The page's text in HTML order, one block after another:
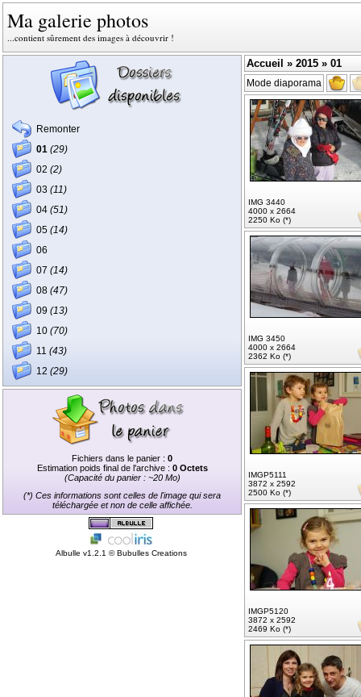
Ma galerie photos
...contient sûrement des images à découvrir !
Accueil » 2015 » 01
Mode diaporama
IMG 3440
4000 x 2664
2250 Ko (*)
IMG 3450
4000 x 2664
2362 Ko (*)
IMGP5111
3872 x 2592
2500 Ko (*)
IMGP5120
3872 x 2592
2469 Ko (*)
Remonter
01 (29)
02 (2)
03 (11)
04 (51)
05 (14)
06
07 (14)
08 (47)
09 (13)
10 (70)
11 (43)
12 (29)
Fichiers dans le panier : 0
Estimation poids final de l'archive : 0 Octets
(Capacité du panier : ~20 Mo)
(*) Ces informations sont celles de l'image qui sera
téléchargée et non de celle affichée.
Albulle v1.2.1 ©Bubulles Creations